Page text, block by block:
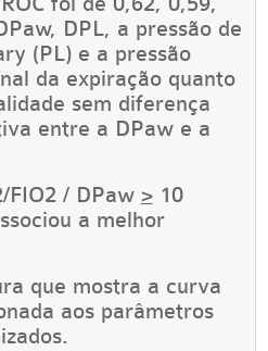
DPL, a pressão de
(PL) e a pressão
da expiração quanto
sem diferença
entre a DPaw e a
FIO2 / DPaw >10
a melhor
que mostra a curva
aos parâmetros